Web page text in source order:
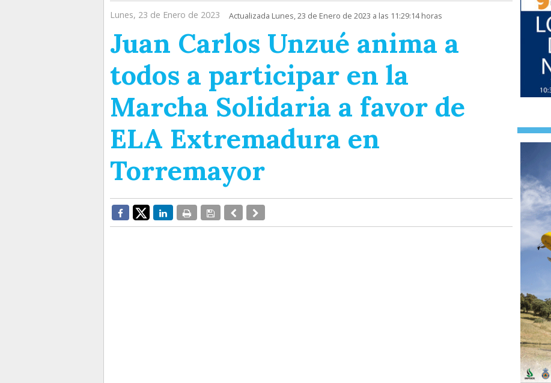
Lunes, 23 de Enero de 2023
Actualizada Lunes, 23 de Enero de 2023 a las 11:29:14 horas
Juan Carlos Unzué anima a
todos a participar en la
Marcha Solidaria a favor de
ELA Extremadura en
Torremayor